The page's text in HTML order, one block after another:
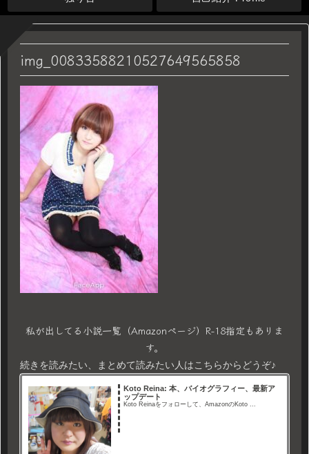
img_00833588210527649565858
私が出してる小説一覧（Amazonページ）R-18指定もありま
す。
続きを読みたい、まとめて読みたい人はこちらからどうぞ♪
Koto Reina: 本、バイオグラフィー、最新ア
ップデート
Koto Reinaをフォローして、AmazonのKoto ...